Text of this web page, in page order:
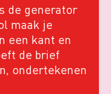
de generator
maak je
een kant en
de brief
ondertekenen